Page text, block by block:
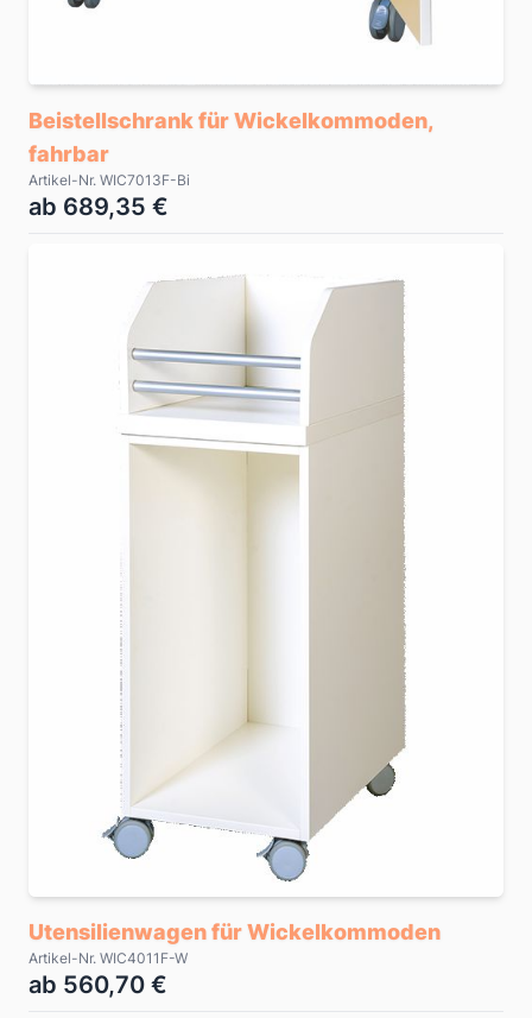
Beistellschrank für Wickelkommoden,
fahrbar
Artikel-Nr. WIC7013F-Bi
ab 689,35 €
Utensilienwagen für Wickelkommoden
Artikel-Nr. WIC4011F-W
ab 560,70 €